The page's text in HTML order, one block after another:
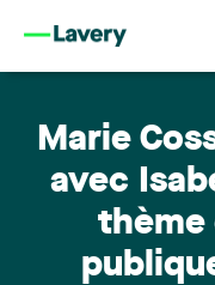
Marie
avec
thème